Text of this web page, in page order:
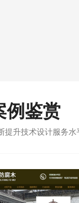
例鉴赏
提升技术设计服务水